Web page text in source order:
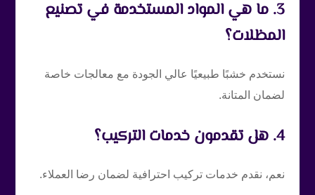
3. ما هي المواد المستخدمة في تصنيع
المظلات؟
نستخدم خشبًا طبيعيًا عالي الجودة مع معالجات خاصة
لضمان المتانة.
4. هل تقدمون خدمات التركيب؟
نعم، نقدم خدمات تركيب احترافية لضمان رضا العملاء.